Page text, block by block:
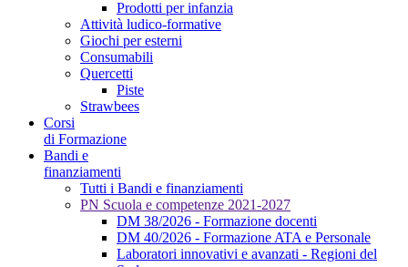
Prodotti per infanzia
Attività ludico-formative
Giochi per esterni
Consumabili
Quercetti
Piste
Strawbees
Corsi
di Formazione
Bandi e
finanziamenti
Tutti i Bandi e finanziamenti
PN Scuola e competenze 2021-2027
DM 38/2026 - Formazione docenti
DM 40/2026 - Formazione ATA e Personale
Laboratori innovativi e avanzati - Regioni del